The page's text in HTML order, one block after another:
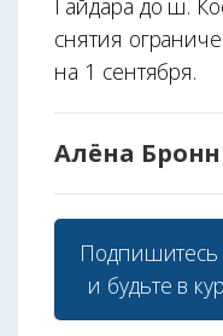
снятия
на 1 сентября.
Алёна
и будьте в